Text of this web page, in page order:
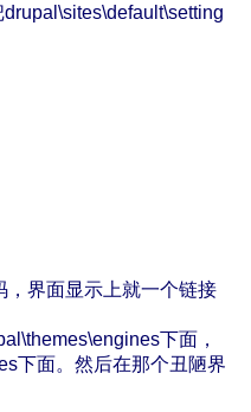
，界面显示上就一个链接
下面，
下面。然后在那个丑陋界